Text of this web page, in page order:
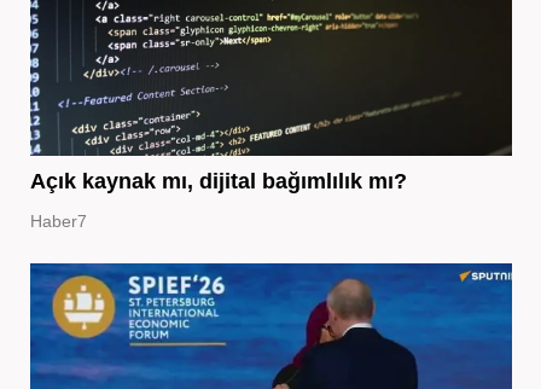
Açık kaynak mı, dijital bağımlılık mı?
Haber7